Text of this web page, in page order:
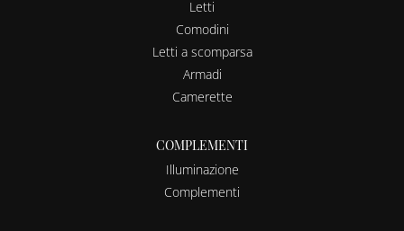
Letti
Comodini
Letti a scomparsa
Armadi
Camerette
COMPLEMENTI
Illuminazione
Complementi